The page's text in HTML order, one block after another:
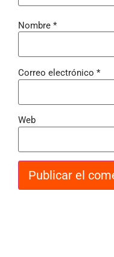
Nombre *
Correo electrónico *
Web